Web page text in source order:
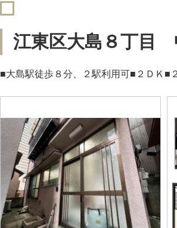
江東区大島８丁目
■大島駅徒歩８分、２駅利用可■２ＤＫ■